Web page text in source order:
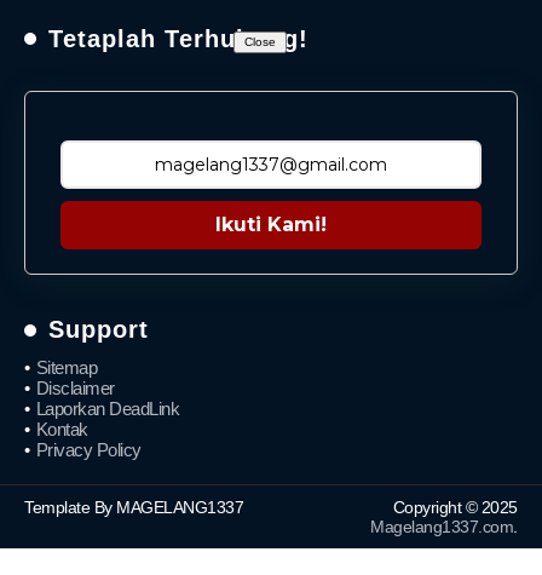
Tetaplah Terhubung!
Ikuti Kami!
Support
Sitemap
Disclaimer
Laporkan DeadLink
Kontak
Privacy Policy
Template By MAGELANG1337
Copyright © 2025
Magelang1337.com.
Close